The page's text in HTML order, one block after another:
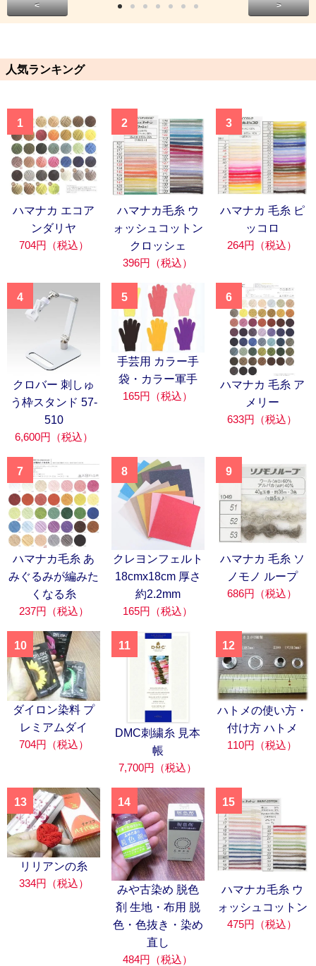
< >
人気ランキング
1
ハマナカ エコア
ンダリヤ
704円（税込）
2
ハマナカ毛糸 ウ
ォッシュコットン
クロッシェ
396円（税込）
3
ハマナカ 毛糸 ピ
ッコロ
264円（税込）
4
クロバー 刺しゅ
う枠スタンド 57-
510
6,600円（税込）
5
手芸用 カラー手
袋・カラー軍手
165円（税込）
6
ハマナカ 毛糸 ア
メリー
633円（税込）
7
ハマナカ毛糸 あ
みぐるみが編みた
くなる糸
237円（税込）
8
クレヨンフェルト
18cmx18cm 厚さ
約2.2mm
165円（税込）
9
ハマナカ 毛糸 ソ
ノモノ ループ
686円（税込）
10
ダイロン染料 プ
レミアムダイ
704円（税込）
11
DMC刺繍糸 見本
帳
7,700円（税込）
12
ハトメの使い方・
付け方 ハトメ
110円（税込）
13
リリアンの糸
334円（税込）
14
みや古染め 脱色
剤 生地・布用 脱
色・色抜き・染め
直し
484円（税込）
15
ハマナカ毛糸 ウ
ォッシュコットン
475円（税込）